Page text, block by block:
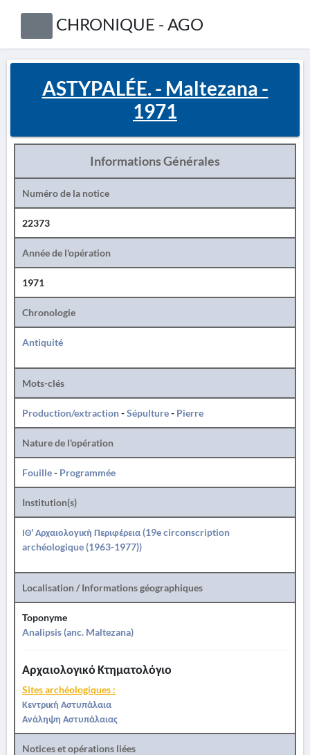
CHRONIQUE - AGO
ASTYPALÉE. - Maltezana -
1971
Informations Générales
Numéro de la notice
22373
Année de l'opération
1971
Chronologie
Antiquité
Mots-clés
Production/extraction-Sépulture- Pierre
Nature de l'opération
Fouille- Programmée
Institution(s)
ΙΘ' Αρχαιολογική Περιφέρεια (19e circonscription
archéologique (1963-1977))
Localisation / Informations géographiques
Toponyme
Analipsis (anc. Maltezana)
Αρχαιολογικό Κτηματολόγιο
Sites archéologiques :
Κεντρική Αστυπάλαια
Ανάληψη Αστυπάλαιας
Notices et opérations liées